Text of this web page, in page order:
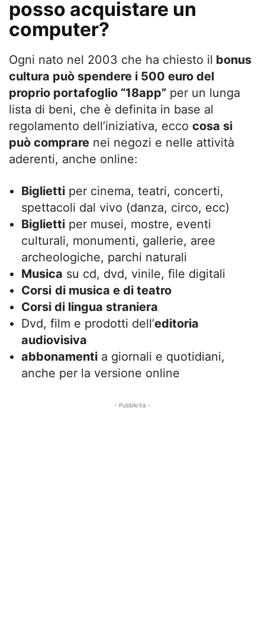
posso acquistare un
computer?
Ogni nato nel 2003 che ha chiesto il bonus
cultura può spendere i 500 euro del
proprio portafoglio “18app” per un lunga
lista di beni, che è definita in base al
regolamento dell’iniziativa, ecco cosa si
può comprare nei negozi e nelle attività
aderenti, anche online:
Biglietti per cinema, teatri, concerti,
spettacoli dal vivo (danza, circo, ecc)
Biglietti per musei, mostre, eventi
culturali, monumenti, gallerie, aree
archeologiche, parchi naturali
Musica su cd, dvd, vinile, file digitali
Corsi di musica e di teatro
Corsi di lingua straniera
Dvd, film e prodotti dell’editoria
audiovisiva
abbonamenti a giornali e quotidiani,
anche per la versione online
- Pubblicità -